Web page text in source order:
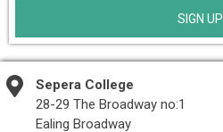
SIGN UP
Sepera College
28-29 The Broadway no:1
Ealing Broadway